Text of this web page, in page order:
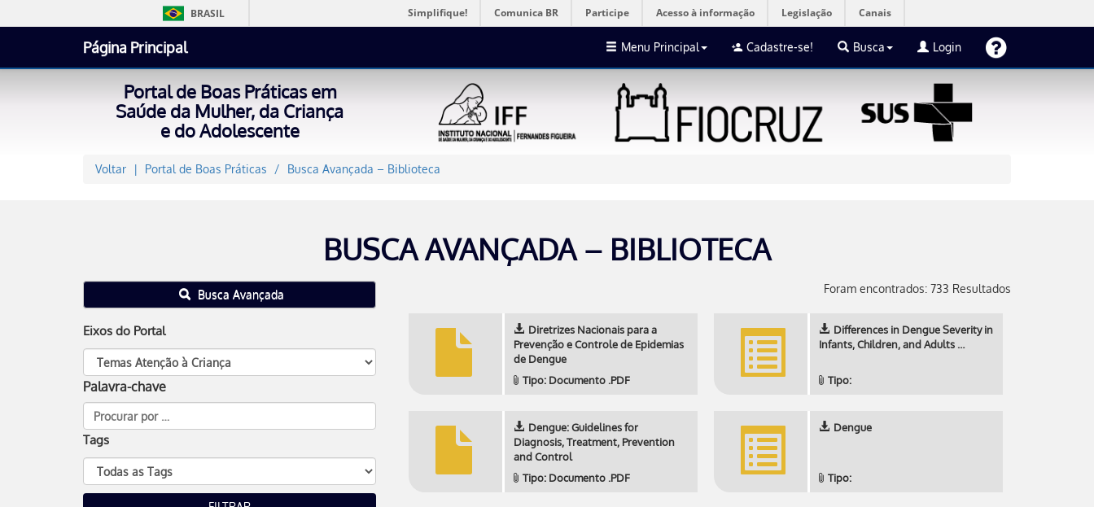
BRASIL Simplifique! Comunica BR Participe Acesso à informação Legislação Canais
Página Principal Menu Principal Cadastre-se! Busca Login
Portal de Boas Práticas em
Saúde da Mulher, da Criança
e do Adolescente
Voltar Portal de Boas Práticas Busca Avançada – Biblioteca
BUSCA AVANÇADA – BIBLIOTECA
Busca Avançada
Eixos do Portal
Palavra-chave
Tags
Foram encontrados: 733 Resultados
Diretrizes Nacionais para a
Prevenção e Controle de Epidemias
de Dengue
Tipo: Documento .PDF
Differences in Dengue Severity in
Infants, Children, and Adults …
Tipo:
Dengue: Guidelines for
Diagnosis, Treatment, Prevention
and Control
Tipo: Documento .PDF
Dengue
Tipo: